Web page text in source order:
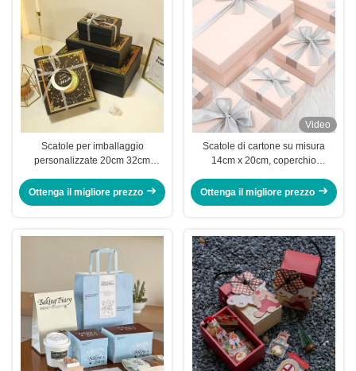
Scatole per imballaggio
personalizzate 20cm 32cm
compleanno vuota
Personalizzata
Ottenga il migliore prezzo
Video
Scatole di cartone su misura
14cm x 20cm, coperchio
regalo con fiocco
Ottenga il migliore prezzo